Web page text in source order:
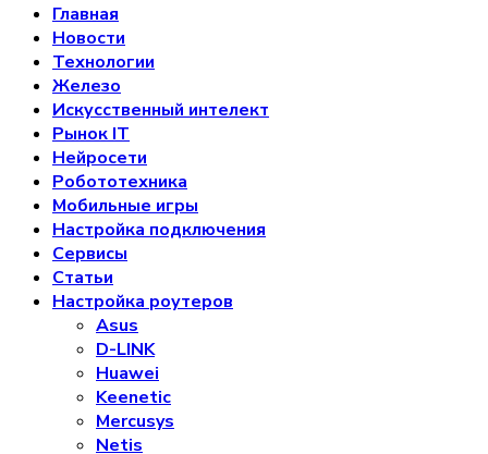
Главная
Новости
Технологии
Железо
Искусственный интелект
Рынок IT
Нейросети
Робототехника
Мобильные игры
Настройка подключения
Сервисы
Статьи
Настройка роутеров
Asus
D-LINK
Huawei
Keenetic
Mercusys
Netis